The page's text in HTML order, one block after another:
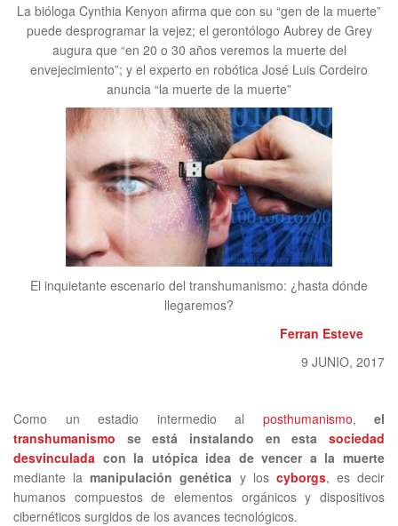
La bióloga Cynthia Kenyon afirma que con su “gen de la muerte”
puede desprogramar la vejez; el gerontólogo Aubrey de Grey
augura que “en 20 o 30 años veremos la muerte del
envejecimiento”; y el experto en robótica José Luis Cordeiro
anuncia “la muerte de la muerte”
El inquietante escenario del transhumanismo: ¿hasta dónde
llegaremos?
Ferran Esteve
9 JUNIO, 2017
Como un estadio intermedio al posthumanismo, el
transhumanismo se está instalando en esta sociedad
desvinculada con la utópica idea de vencer a la muerte
mediante lamanipulación genética y los cyborgs, es decir
humanos compuestos de elementos orgánicos y dispositivos
cibernéticos surgidos de los avances tecnológicos.